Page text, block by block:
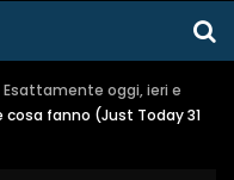
oggi, ieri e
fanno (Just Today 31